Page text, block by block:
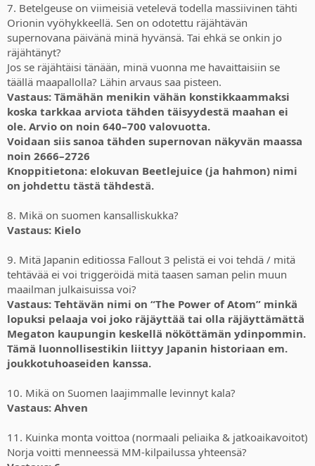
7. Betelgeuse on viimeisiä vetelevä todella massiivinen tähti
Orionin vyöhykkeellä. Sen on odotettu räjähtävän
supernovana päivänä minä hyvänsä. Tai ehkä se onkin jo
räjähtänyt?
Jos se räjähtäisi tänään, minä vuonna me havaittaisiin se
täällä maapallolla? Lähin arvaus saa pisteen.
Vastaus: Tämähän menikin vähän konstikkaammaksi
koska tarkkaa arviota tähden täisyydestä maahan ei
ole. Arvio on noin 640–700 valovuotta.
Voidaan siis sanoa tähden supernovan näkyvän maassa
noin 2666–2726
Knoppitietona: elokuvan Beetlejuice (ja hahmon) nimi
on johdettu tästä tähdestä.
8. Mikä on suomen kansalliskukka?
Vastaus: Kielo
9. Mitä Japanin editiossa Fallout 3 pelistä ei voi tehdä / mitä
tehtävää ei voi triggeröidä mitä taasen saman pelin muun
maailman julkaisuissa voi?
Vastaus: Tehtävän nimi on “The Power of Atom” minkä
lopuksi pelaaja voi joko räjäyttää tai olla räjäyttämättä
Megaton kaupungin keskellä nököttämän ydinpommin.
Tämä luonnollisestikin liittyy Japanin historiaan em.
joukkotuhoaseiden kanssa.
10. Mikä on Suomen laajimmalle levinnyt kala?
Vastaus: Ahven
11. Kuinka monta voittoa (normaali peliaika & jatkoaikavoitot)
Norja voitti menneessä MM-kilpailussa yhteensä?